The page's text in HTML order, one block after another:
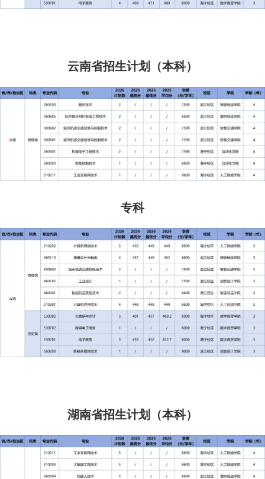
云南省招生计划（本科）
专科
湖南省招生计划（本科）